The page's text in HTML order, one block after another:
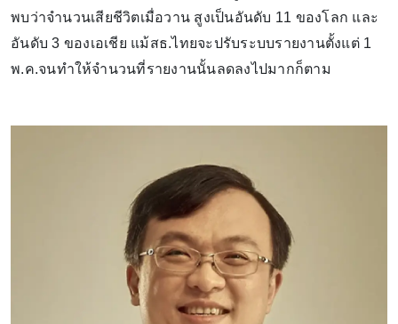
พบว่าจำนวนเสียชีวิตเมื่อวาน สูงเป็นอันดับ 11 ของโลก และ
อันดับ 3 ของเอเชีย แม้สธ.ไทยจะปรับระบบรายงานตั้งแต่ 1
พ.ค.จนทำให้จำนวนที่รายงานนั้นลดลงไปมากก็ตาม